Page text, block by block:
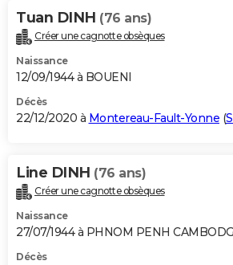
Tuan DINH (76 ans)
Créer une cagnotte obsèques
Naissance
12/09/1944 à BOUENI
Décès
22/12/2020 à Montereau-Fault-Yonne (
Line DINH (76 ans)
Créer une cagnotte obsèques
Naissance
27/07/1944 à PHNOM PENH
Décès